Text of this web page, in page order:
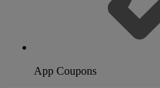
App Coupons